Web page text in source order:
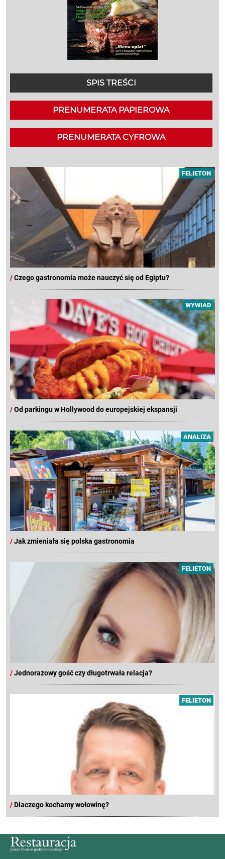
SPIS TREŚCI
PRENUMERATA PAPIEROWA
PRENUMERATA CYFROWA
FELIETON
/Czego gastronomia może nauczyć się od Egiptu?
WYWIAD
/Od parkingu w Hollywood do europejskiej ekspansji
ANALIZA
/Jak zmieniała się polska gastronomia
FELIETON
/Jednorazowy gość czy długotrwała relacja?
FELIETON
/Dlaczego kochamy wołowinę?